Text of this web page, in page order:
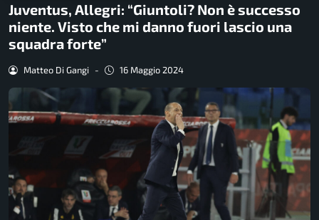
Juventus, Allegri: “Giuntoli? Non è successo
niente. Visto che mi danno fuori lascio una
squadra forte”
Matteo Di Gangi - 16 Maggio 2024